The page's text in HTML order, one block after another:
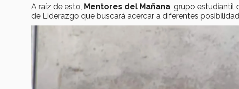
A raíz de esto, Mentores del Mañana , grupo
de Liderazgo que buscará acercar a diferentes